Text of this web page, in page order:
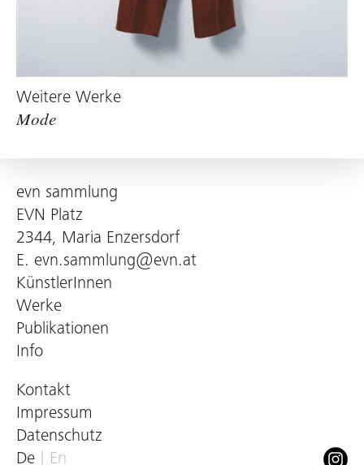
Weitere Werke
Mode
evn sammlung
EVN Platz
2344, Maria Enzersdorf
E. evn.sammlung@evn.at
KünstlerInnen
Werke
Publikationen
Info
Kontakt
Impressum
Datenschutz
De
En